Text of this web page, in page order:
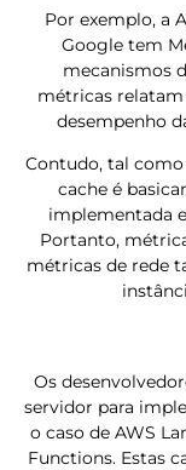
Por exemplo, a
Google tem
mecanismos
métricas
desempenho
Contudo, tal
cache é
implementada
Portanto,
métricas de rede
Os
servidor para
o caso de AWS
Functions. Estas